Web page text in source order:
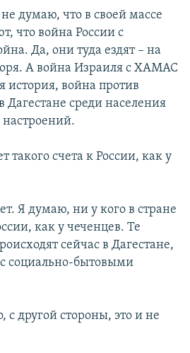
думаю, что в своей массе
что война России с
Да, они туда ездят – на
А война Израиля с ХАМАС
история, война против
Дагестане среди населения
такого счета к России, как у
Я думаю, ни у кого в стране
как у чеченцев. Те
сейчас в Дагестане,
социально-бытовыми
с другой стороны, это и не